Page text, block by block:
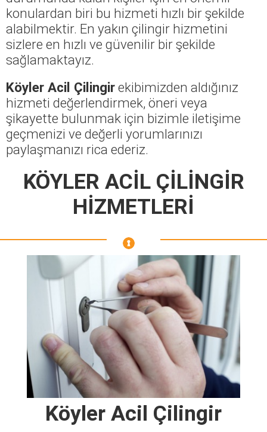
konulardan biri bu hizmeti hızlı bir şekilde
alabilmektir. En yakın çilingir hizmetini
sizlere en hızlı ve güvenilir bir şekilde
sağlamaktayız.
Köyler Acil Çilingirekibimizden aldığınız
hizmeti değerlendirmek, öneri veya
şikayette bulunmak için bizimle iletişime
geçmenizi ve değerli yorumlarınızı
paylaşmanızı rica ederiz.
KÖYLER ACİL ÇİLİNGİR
HİZMETLERİ
Köyler Acil Çilingir